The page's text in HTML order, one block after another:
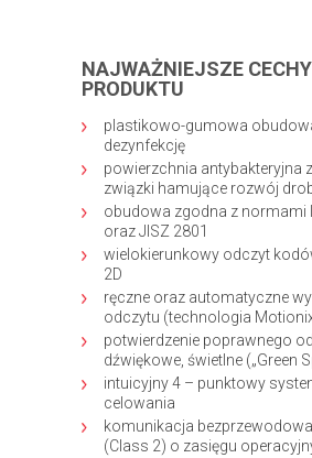
NAJWAŻNIEJSZE CECHY
PRODUKTU
plastikowo-gumowa
dezynfekcję
powierzchnia antybakteryjna
związki hamujące rozwój
obudowa zgodna z normami
oraz JISZ 2801
wielokierunkowy odczyt
2D
ręczne oraz automatyczne
odczytu (technologia
potwierdzenie poprawnego
dźwiękowe, świetlne („Green
intuicyjny 4 – punktowy
celowania
komunikacja
(Class 2) o zasięgu